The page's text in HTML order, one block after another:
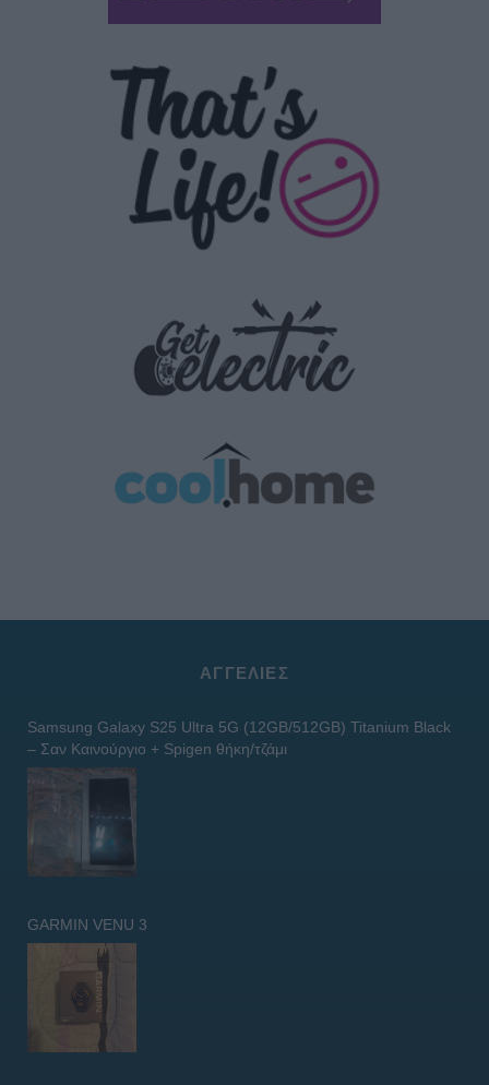
ΑΓΓΕΛΊΕΣ
Samsung Galaxy S25 Ultra 5G (12GB/512GB) Titanium Black
– Σαν Καινούργιο + Spigen θήκη/τζάμι
GARMIN VENU 3